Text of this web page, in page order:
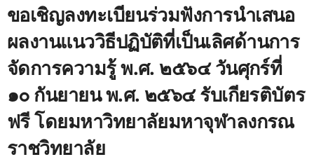
ขอเชิญลงทะเบียนร่วมฟังการนำเสนอ
ผลงานแนววิธีปฏิบัติที่เป็นเลิศด้านการ
จัดการความรู้ พ.ศ. ๒๕๖๔ วันศุกร์ที่
๑๐ กันยายน พ.ศ. ๒๕๖๔ รับเกียรติบัตร
ฟรี โดยมหาวิทยาลัยมหาจุฬาลงกรณ
ราชวิทยาลัย